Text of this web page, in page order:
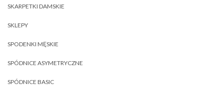
SKARPETKI DAMSKIE
SKLEPY
SPODENKI MĘSKIE
SPÓDNICE ASYMETRYCZNE
SPÓDNICE BASIC